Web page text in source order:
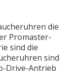
die
Promaster-
sind die
sind
Drive-Antrieb